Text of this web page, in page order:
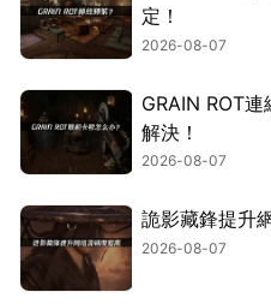
定！
2026-08-07
GRAIN ROT
解決！
2026-08-07
詭影藏鋒提升
2026-08-07